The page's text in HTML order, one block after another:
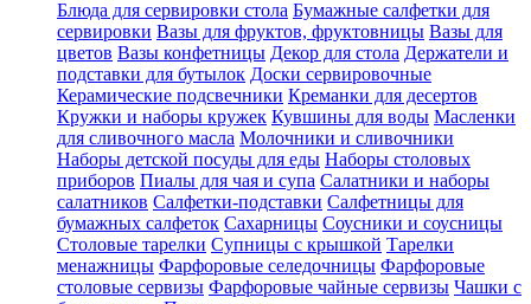
Блюда для сервировки стола Бумажные салфетки для
сервировки Вазы для фруктов, фруктовницы Вазы для
цветов Вазы конфетницы Декор для стола Держатели и
подставки для бутылок Доски сервировочные
Керамические подсвечники Креманки для десертов
Кружки и наборы кружек Кувшины для воды Масленки
для сливочного масла Молочники и сливочники
Наборы детской посуды для еды Наборы столовых
приборов Пиалы для чая и супа Салатники и наборы
салатников Салфетки-подставки Салфетницы для
бумажных салфеток Сахарницы Соусники и соусницы
Столовые тарелки Супницы с крышкой Тарелки
менажницы Фарфоровые селедочницы Фарфоровые
столовые сервизы Фарфоровые чайные сервизы Чашки с